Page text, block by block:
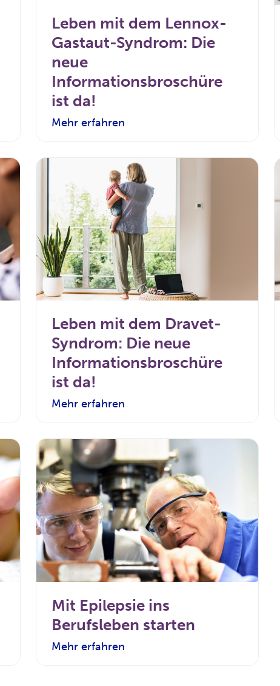
Leben mit dem Lennox-
Gastaut-Syndrom: Die
neue
Informationsbroschüre
ist da!
Mehr erfahren
Leben mit dem Dravet-
Syndrom: Die neue
Informationsbroschüre
ist da!
Mehr erfahren
Mit Epilepsie ins
Berufsleben starten
Mehr erfahren